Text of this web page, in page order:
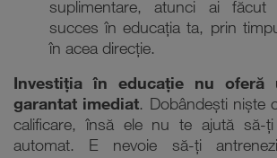
suplimentare, atunci ai
succes în educația ta, prin
în acea direcție.
Investiția în educație nu oferă
garantat imediat. Dobândești niște
calificare, însă ele nu te ajută să-ți
automat. E nevoie să-ți